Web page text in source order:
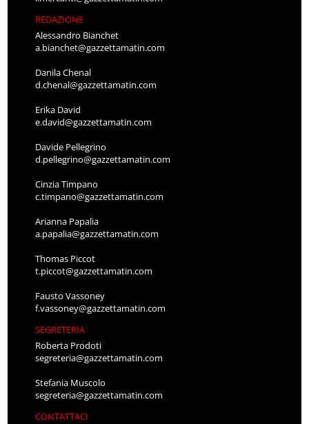
REDAZIONE
Alessandro Bianchet
a.bianchet@gazzettamatin.com
Danila Chenal
d.chenal@gazzettamatin.com
Erika David
e.david@gazzettamatin.com
Davide Pellegrino
d.pellegrino@gazzettamatin.com
Cinzia Timpano
c.timpano@gazzettamatin.com
Arianna Papalia
a.papalia@gazzettamatin.com
Thomas Piccot
t.piccot@gazzettamatin.com
Fausto Vassoney
f.vassoney@gazzettamatin.com
SEGRETERIA
Roberta Prodoti
segreteria@gazzettamatin.com
Stefania Muscolo
segreteria@gazzettamatin.com
CONTATTACI